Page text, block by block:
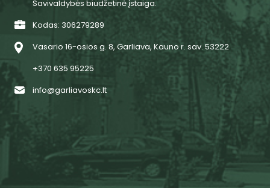
Savivaldybės biudžetinė įstaiga.
Kodas: 306279289
Vasario 16-osios g. 8, Garliava, Kauno r. sav. 53222
+370 635 95225
info@garliavoskc.lt